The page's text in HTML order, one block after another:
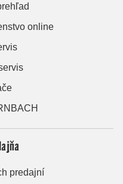
online
predajní